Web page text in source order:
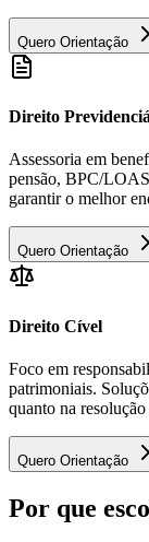
Quero Orientação
Direito
Assessoria em
pensão, BPC/
garantir o melhor
Quero Orientação
Direito Cível
Foco em
patrimoniais.
quanto na
Quero Orientação
Por que